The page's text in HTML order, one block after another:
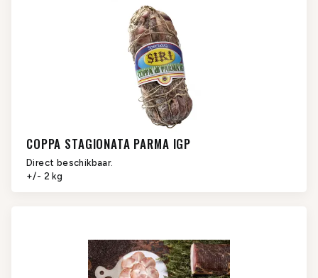
COPPA STAGIONATA PARMA IGP
Direct beschikbaar.
+/- 2 kg